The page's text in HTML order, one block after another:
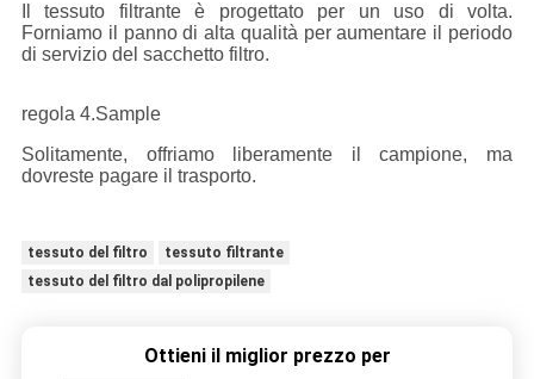
Il tessuto filtrante è progettato per un uso di volta.
Forniamo il panno di alta qualità per aumentare il periodo
di servizio del sacchetto filtro.
regola 4.Sample
Solitamente, offriamo liberamente il campione, ma
dovreste pagare il trasporto.
tessuto del filtro
tessuto filtrante
tessuto del filtro dal polipropilene
Ottieni il miglior prezzo per